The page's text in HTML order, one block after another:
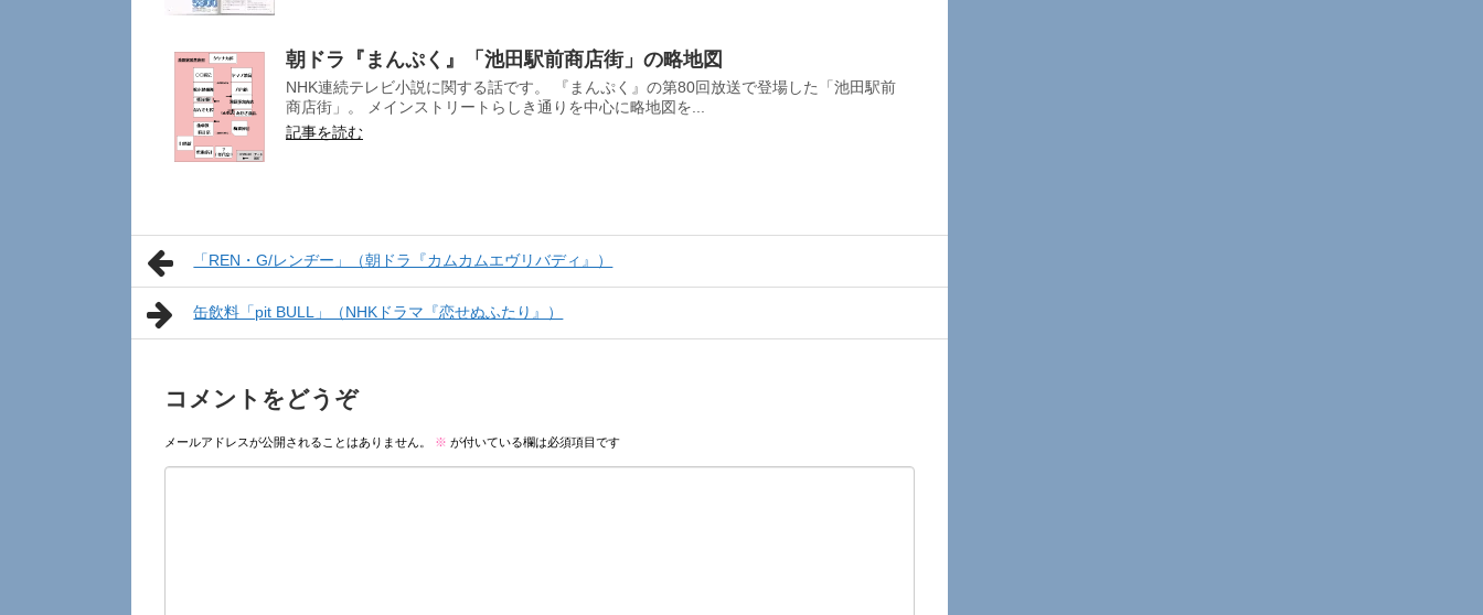
朝ドラ『まんぷく』「池田駅前商店街」の略地図
NHK連続テレビ小説に関する話です。 『まんぷく』の第80回放送で登場した「池田駅前
商店街」。 メインストリートらしき通りを中心に略地図を...
記事を読む
「REN・G/レンヂー」（朝ドラ『カムカムエヴリバディ』）
缶飲料「pit BULL」（NHKドラマ『恋せぬふたり』）
コメントをどうぞ
メールアドレスが公開されることはありません。 ※ が付いている欄は必須項目です